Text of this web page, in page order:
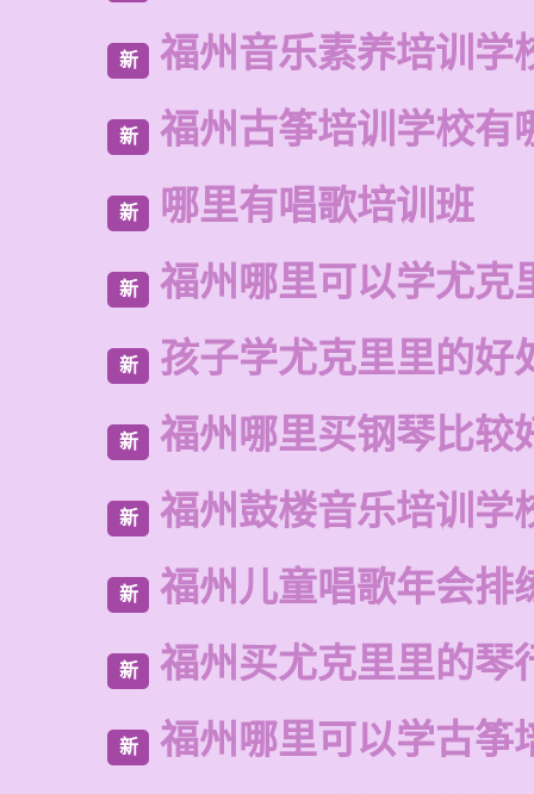
新 福州音乐素养培训学
新 福州古筝培训学校有
新 哪里有唱歌培训班
新 福州哪里可以学尤克
新 孩子学尤克里里的好
新 福州哪里买钢琴比较
新 福州鼓楼音乐培训学
新 福州儿童唱歌年会排
新 福州买尤克里里的琴
新 福州哪里可以学古筝